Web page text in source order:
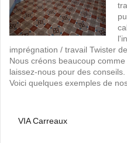
imprégnation / travail Twister de.
Nous créons beaucoup
laissez-nous pour des conseils.
Voici quelques exemples de
VIA Carreaux